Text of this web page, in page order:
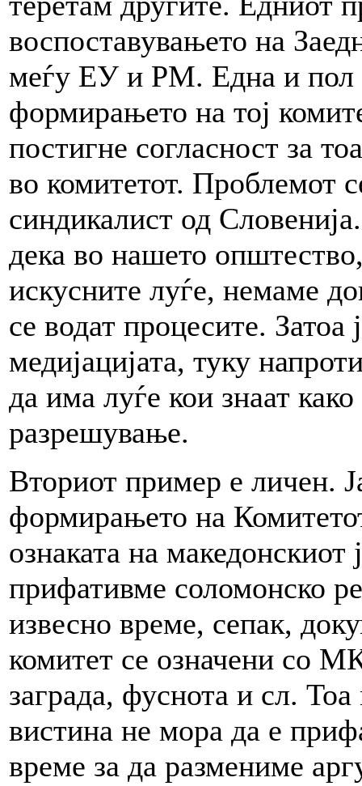
воспоставувањето на
меѓу ЕУ и РМ. Една и пол
формирањето на тој
постигне согласност за
во комитетот. Проблемот
синдикалист од
дека во нашето
искусните луѓе, немаме
се водат процесите. Затоа
медијацијата, туку
да има луѓе кои знаат
разрешување.
Вториот пример е личен.
формирањето на
ознаката на македонскиот
прифативме соломонско
извесно време, сепак,
комитет се означени со
заграда, фуснота и сл.
вистина не мора да е
време за да размениме